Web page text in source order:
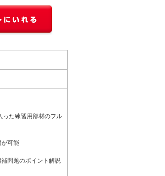
った練習用部材のフル
が可能
問題のポイント解説